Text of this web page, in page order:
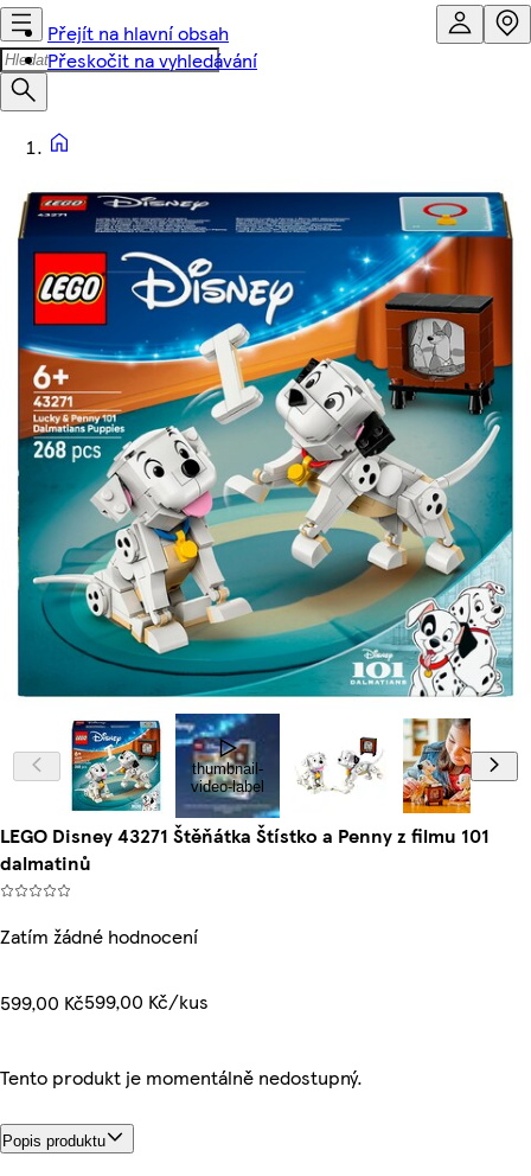
Přejít na hlavní obsah
Přeskočit na vyhledávání
thumbnail-
video-label
LEGO Disney 43271 Štěňátka Štístko a Penny z filmu 101
dalmatinů
Zatím žádné hodnocení
599,00 Kč599,00 Kč/kus
Tento produkt je momentálně nedostupný.
Popis produktu